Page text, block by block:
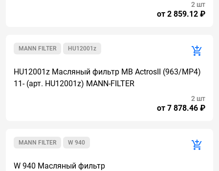
от 2 859.12 ₽
2 шт
HU12001z
MANN FILTER
HU12001z Масляный фильтр MB ActrosII (963/MP4)
11- (арт. HU12001z) MANN-FILTER
от 7 878.46 ₽
2 шт
W 940
MANN FILTER
W 940 Масляный фильтр